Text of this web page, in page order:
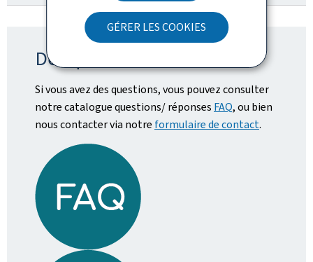
GÉRER LES COOKIES
Des questions ?
Si vous avez des questions, vous pouvez consulter
notre catalogue questions/ réponses FAQ, ou bien
nous contacter via notre formulaire de contact.